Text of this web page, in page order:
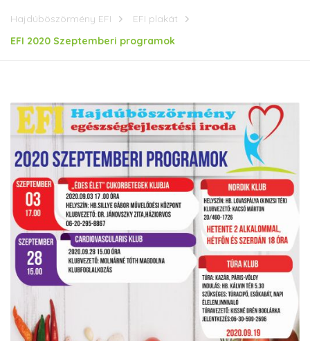
Hajdúböszörmény EFI
EFI plakát
EFI 2020 Szeptemberi programok